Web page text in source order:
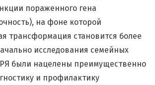
пораженного гена
на фоне которой
трансформация становится более
исследования семейных
были нацелены преимущественно
и профилактику